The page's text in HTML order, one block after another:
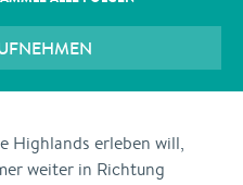
Highlands erleben will,
weiter in Richtung